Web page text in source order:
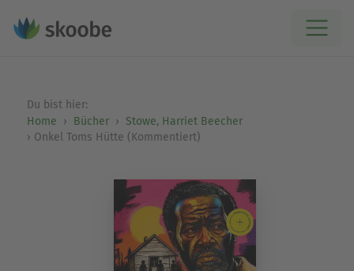
Du bist hier:
Home
Bücher
Stowe, Harriet Beecher
Onkel Toms Hütte (Kommentiert)